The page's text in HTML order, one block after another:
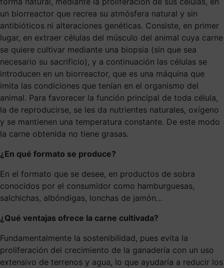
un biorreactor que recrea su atmósfera natural y sin
antibióticos ni alteraciones genéticas. Consiste, en primer
lugar, en extraer células del músculo del animal cuya carne
se quiere cultivar mediante una biopsia (sin que sea
necesario su sacrificio), y a continuación las células se
introducen en un biorreactor, que es una máquina que
imita las condiciones que tenían en el organismo del
animal. Para favorecer la función principal de toda célula,
la de reproducirse, se les da nutrientes naturales, oxígeno
y se mantienen una temperatura constante. De este modo
la carne obtenida no tiene grasas.
¿En qué formato se produce?
En el formato que se desee, en productos de sobra
conocidos por el consumidor como hamburguesas,
salchichas, albóndigas, lonchas de jamón…
¿Qué ventajas ofrece la carne cultivada?
Fundamentalmente la sostenibilidad, pues evita la
proliferación del crecimiento de la ganadería con un uso
extensivo de terrenos y agua, lo que ayudaría a reducir los